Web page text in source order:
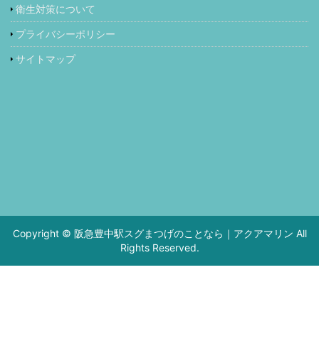
衛生対策について
プライバシーポリシー
サイトマップ
Copyright © 阪急豊中駅スグまつげのことなら｜アクアマリン All
Rights Reserved.